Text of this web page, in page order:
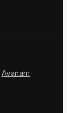
Avanam